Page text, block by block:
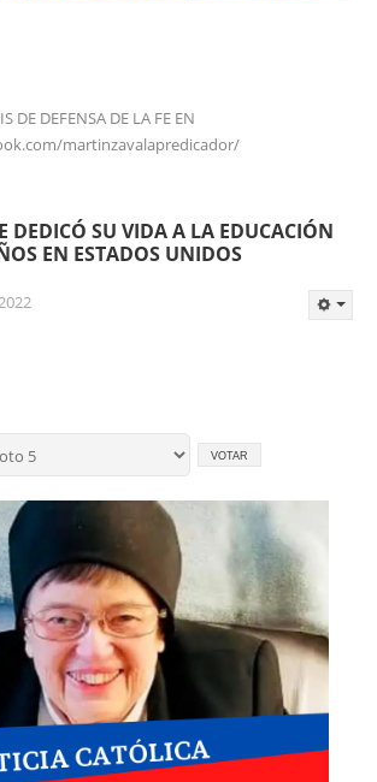
DE DEFENSA DE LA FE EN
martinzavalapredicador/
DEDICÓ SU VIDA A LA EDUCACIÓN
EN ESTADOS UNIDOS